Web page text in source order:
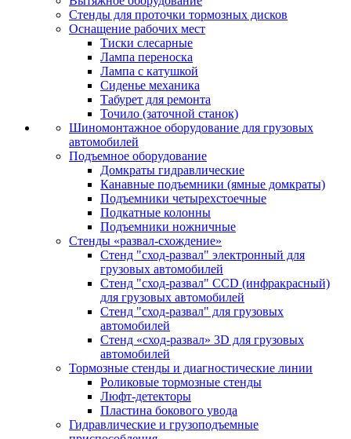
Стенды для проточки тормозных дисков
Оснащение рабочих мест
Тиски слесарные
Лампа переноска
Лампа с катушкой
Сиденье механика
Табурет для ремонта
Точило (заточной станок)
Шиномонтажное оборудование для грузовых
автомобилей
Подъемное оборудование
Домкраты гидравлические
Канавные подъемники (ямные домкраты)
Подъемники четырехстоечные
Подкатные колонны
Подъемники ножничные
Стенды «развал-схождение»
Стенд "сход-развал" электронный для
грузовых автомобилей
Стенд "сход-развал" CCD (инфракрасный)
для грузовых автомобилей
Стенд "сход-развал" для грузовых
автомобилей
Стенд «сход-развал» 3D для грузовых
автомобилей
Тормозные стенды и диагностические линии
Роликовые тормозные стенды
Люфт-детекторы
Пластина бокового увода
Гидравлические и грузоподъемные